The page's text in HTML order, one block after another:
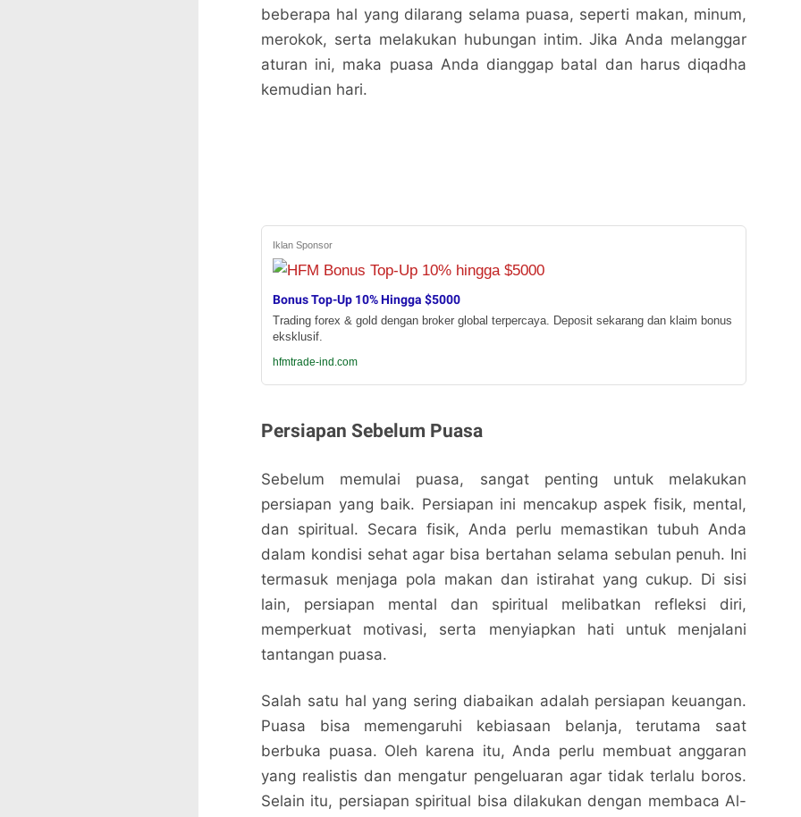
beberapa hal yang dilarang selama puasa, seperti makan, minum,
merokok, serta melakukan hubungan intim. Jika Anda melanggar
aturan ini, maka puasa Anda dianggap batal dan harus diqadha
kemudian hari.
Iklan Sponsor
Bonus Top-Up 10% Hingga $5000
Trading forex & gold dengan broker global terpercaya. Deposit sekarang dan klaim bonus
eksklusif.
hfmtrade-ind.com
Persiapan Sebelum Puasa
Sebelum memulai puasa, sangat penting untuk melakukan
persiapan yang baik. Persiapan ini mencakup aspek fisik, mental,
dan spiritual. Secara fisik, Anda perlu memastikan tubuh Anda
dalam kondisi sehat agar bisa bertahan selama sebulan penuh. Ini
termasuk menjaga pola makan dan istirahat yang cukup. Di sisi
lain, persiapan mental dan spiritual melibatkan refleksi diri,
memperkuat motivasi, serta menyiapkan hati untuk menjalani
tantangan puasa.
Salah satu hal yang sering diabaikan adalah persiapan keuangan.
Puasa bisa memengaruhi kebiasaan belanja, terutama saat
berbuka puasa. Oleh karena itu, Anda perlu membuat anggaran
yang realistis dan mengatur pengeluaran agar tidak terlalu boros.
Selain itu, persiapan spiritual bisa dilakukan dengan membaca Al-